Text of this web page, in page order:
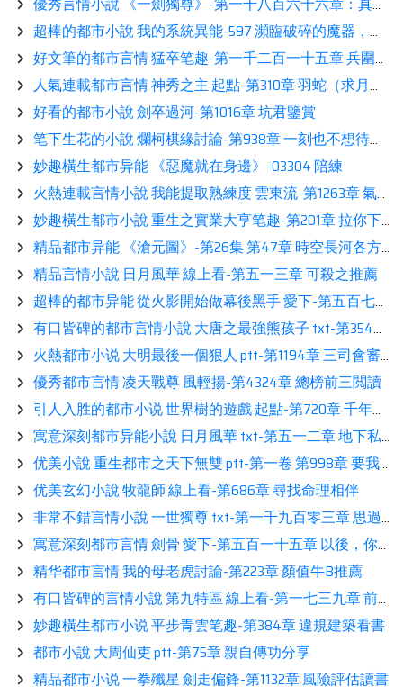
超棒的都市小說 我的系統異能-597 瀕臨破碎的魔器，突兀到來的攻擊讀書
好文筆的都市言情 猛卒笔趣-第一千二百一十五章 兵圍洛陽（下）看書
人氣連載都市言情 神秀之主 起點-第310章 羽蛇（求月票）鑒賞
好看的都市小說 劍卒過河-第1016章 坑君鑒賞
笔下生花的小說 爛柯棋緣討論-第938章 一刻也不想待着展示
妙趣橫生都市异能 《惡魔就在身邊》-03304 陪練
火熱連載言情小說 我能提取熟練度 雲東流-第1263章 氣衝廢穴，我吸！吸！吸！熱推
妙趣橫生都市小說 重生之實業大亨笔趣-第201章 拉你下水（二合一章節）展示
精品都市异能 《滄元圖》-第26集 第47章 時空長河各方的關注鑒賞
精品言情小說 日月風華 線上看-第五一三章 可殺之推薦
超棒的都市异能 從火影開始做幕後黑手 愛下-第五百七十二章 神明的樂趣熱推
有口皆碑的都市言情小說 大唐之最強熊孩子 txt-第354章：送定情信物來了相伴
火熱都市小说 大明最後一個狠人 ptt-第1194章 三司會審看書
優秀都市言情 凌天戰尊 風輕揚-第4324章 總榜前三閲讀
引人入胜的都市小说 世界樹的遊戲 起點-第720章 千年之前（加更）熱推
寓意深刻都市异能小說 日月風華 txt-第五一二章 地下私情讀書
优美小說 重生都市之天下無雙 ptt-第一卷 第998章 要我出手嗎？推薦
优美玄幻小說 牧龍師 線上看-第686章 尋找命理相伴
非常不錯言情小說 一世獨尊 txt-第一千九百零三章 思過崖
寓意深刻都市言情 劍骨 愛下-第五百一十五章 以後，你有我了分享
精华都市言情 我的母老虎討論-第223章 顏值牛B推薦
有口皆碑的言情小說 第九特區 線上看-第一七三九章 前線打仗，後線窩裏鬥鑒賞
妙趣橫生都市小说 平步青雲笔趣-第384章 違規建築看書
都市小說 大周仙吏 ptt-第75章 親自傳功分享
精品都市小说 一拳殲星 劍走偏鋒-第1132章 風險評估讀書